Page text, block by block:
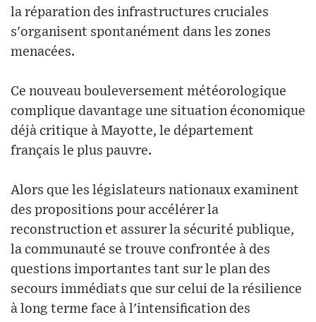
la réparation des infrastructures cruciales
s'organisent spontanément dans les zones
menacées.
Ce nouveau bouleversement météorologique
complique davantage une situation économique
déjà critique à Mayotte, le département
français le plus pauvre.
Alors que les législateurs nationaux examinent
des propositions pour accélérer la
reconstruction et assurer la sécurité publique,
la communauté se trouve confrontée à des
questions importantes tant sur le plan des
secours immédiats que sur celui de la résilience
à long terme face à l'intensification des